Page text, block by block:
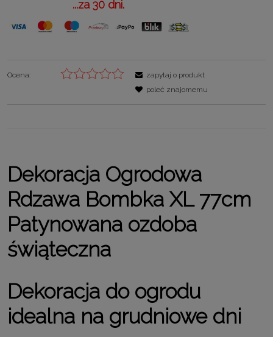
...za 30 dni.
Ocena:
zapytaj o produkt
poleć znajomemu
Dekoracja Ogrodowa
Rdzawa Bombka XL 77cm
Patynowana ozdoba
świąteczna
Dekoracja do ogrodu
idealna na grudniowe dni